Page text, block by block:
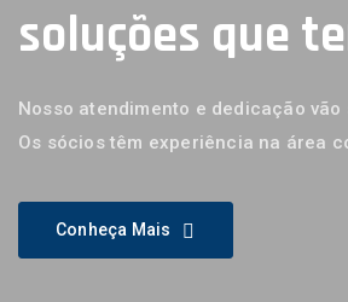
soluções que
Nosso atendimento e dedicação
Os sócios têm experiência na área
Conheça Mais